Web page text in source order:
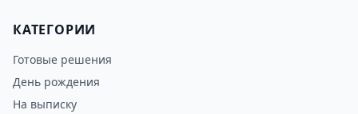
КАТЕГОРИИ
Готовые решения
День рождения
На выписку